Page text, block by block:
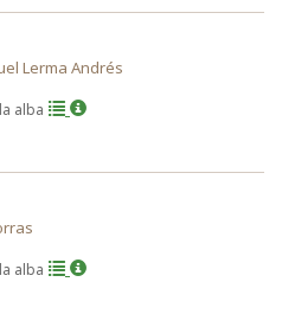
Lerma Andrés
alba
alba